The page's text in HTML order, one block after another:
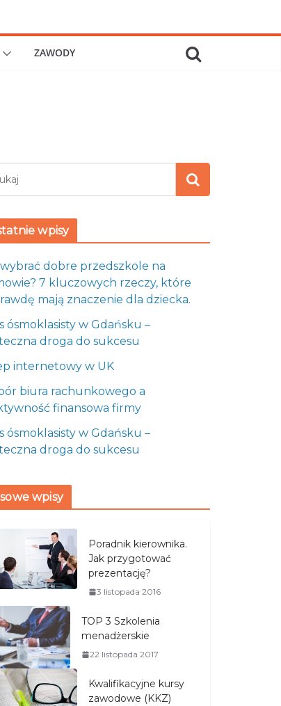
ZAWODY
wpisy
dobre przedszkole na
7 kluczowych rzeczy, które
mają znaczenie dla dziecka.
ósmoklasisty w Gdańsku –
droga do sukcesu
internetowy w UK
biura rachunkowego a
finansowa firmy
ósmoklasisty w Gdańsku –
droga do sukcesu
wpisy
Poradnik kierownika.
Jak przygotować
prezentację?
3 listopada 2016
TOP 3 Szkolenia
menadżerskie
22 listopada 2017
Kwalifikacyjne kursy
zawodowe (KKZ)